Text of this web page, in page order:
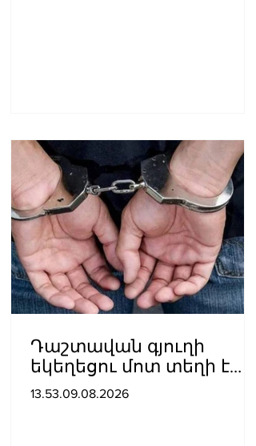
Դաշտավան գյուղի
եկեղեցու մոտ տեղի է
ունեցել ծեծկռտուք՝
13.53.09.08.2026